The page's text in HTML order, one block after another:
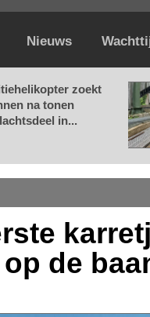
Nieuws
zoekt
na tonen
in...
de